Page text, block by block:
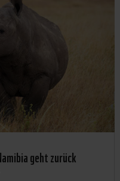
geht zurück